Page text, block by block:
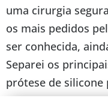
uma cirurgia
os mais pedidos
ser conhecida,
Separei os
prótese de